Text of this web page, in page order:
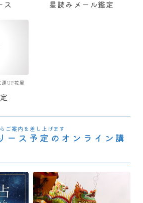
ス 星読みメール鑑定
UP花風
ご案内を差し上げます
ース予定のオンライン講